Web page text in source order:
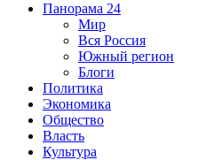
Панорама 24
Мир
Вся Россия
Южный регион
Блоги
Политика
Экономика
Общество
Власть
Культура